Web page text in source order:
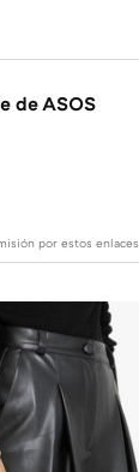
de ASOS
por estos enlaces